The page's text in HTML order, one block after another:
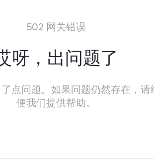
502 网关错误
呀，出问题了
点问题。如果问题仍然存在，请
便我们提供帮助。